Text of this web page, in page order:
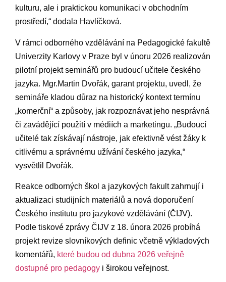
kulturu, ale i praktickou komunikaci v obchodním
prostředí,“ dodala Havlíčková.
V rámci odborného vzdělávání na Pedagogické⁣ fakultě
Univerzity Karlovy​ v Praze byl v únoru 2026 realizován
pilotní ​projekt seminářů pro budoucí učitele ‍českého
jazyka. Mgr.Martin Dvořák, garant projektu, uvedl, že
semináře kladou důraz na historický kontext termínu ​
„komerční“ a způsoby, jak rozpoznávat ‌jeho nesprávná
či zavádějící použití v médiích a marketingu. „Budoucí
učitelé tak získávají nástroje, jak efektivně vést⁤ žáky k
citlivému a správnému​ užívání českého jazyka,“
vysvětlil Dvořák.
Reakce odborných škol a jazykových fakult zahrnují i
‌aktualizaci studijních materiálů a nová doporučení
⁣Českého institutu ⁤pro jazykové⁤ vzdělávání (ČIJV).‌
Podle tiskové zprávy ČIJV z 18. února 2026 probíhá
⁣projekt revize ⁢slovníkových definic včetně výkladových
komentářů, které budou od dubna 2026 veřejně
dostupné pro pedagogy i širokou veřejnost.